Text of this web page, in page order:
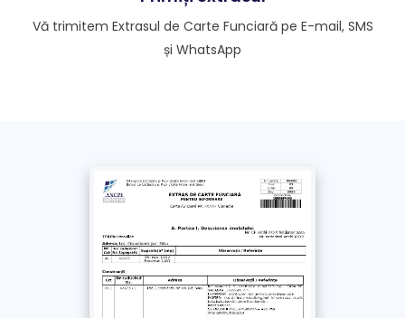
Doresc extrasul și pe WhatsApp
Fără această opțiune, extrasul se trimite doar pe e-
Condițiile
acestui site. Împuternicesc un
reprezentant Extras-carte-funciara.ro să solicite
/ OCPI
Plăteștecu Cardul >69Lei+ TVA
Vă trimitem Extrasul de Carte Funciară pe E-mail, SMS
și WhatsApp